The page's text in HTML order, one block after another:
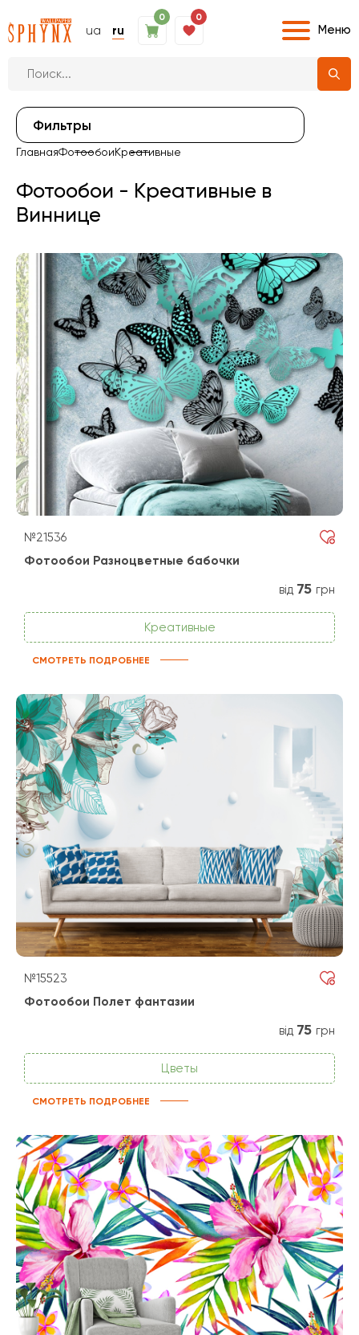
ua ru
0 0
Меню
Фильтры
ГлавнаяФотообоиКреативные
Фотообои - Креативные в
Виннице
№21536
Фотообои Разноцветные бабочки
від 75 грн
Креативные
СМОТРЕТЬ ПОДРОБНЕЕ
№15523
Фотообои Полет фантазии
від 75 грн
Цветы
СМОТРЕТЬ ПОДРОБНЕЕ